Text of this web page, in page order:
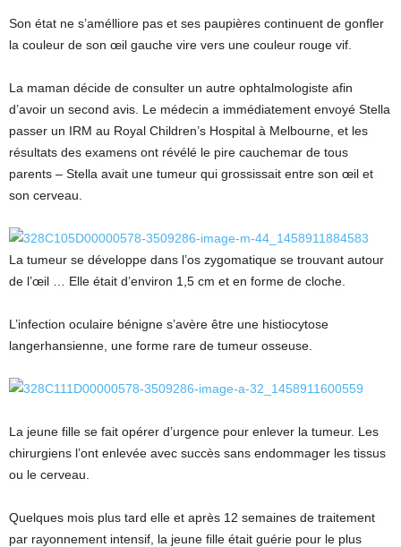
Son état ne s’amélliore pas et ses paupières continuent de gonfler
la couleur de son œil gauche vire vers une couleur rouge vif.
La maman décide de consulter un autre ophtalmologiste afin
d’avoir un second avis. Le médecin a immédiatement envoyé Stella
passer un IRM au Royal Children’s Hospital à Melbourne, et les
résultats des examens ont révélé le pire cauchemar de tous
parents – Stella avait une tumeur qui grossissait entre son œil et
son cerveau.
La tumeur se développe dans l’os zygomatique se trouvant autour
de l’œil … Elle était d’environ 1,5 cm et en forme de cloche.
L’infection oculaire bénigne s’avère être une histiocytose
langerhansienne, une forme rare de tumeur osseuse.
La jeune fille se fait opérer d’urgence pour enlever la tumeur. Les
chirurgiens l’ont enlevée avec succès sans endommager les tissus
ou le cerveau.
Quelques mois plus tard elle et après 12 semaines de traitement
par rayonnement intensif, la jeune fille était guérie pour le plus